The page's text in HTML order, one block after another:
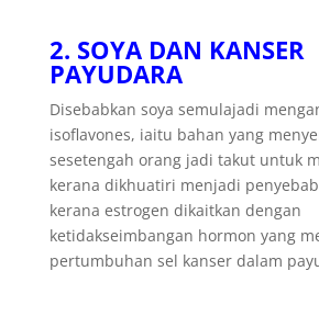
2. SOYA DAN KANSER
PAYUDARA
Disebabkan soya semulajadi
isoflavones, iaitu bahan yang
sesetengah orang jadi takut untuk
kerana dikhuatiri menjadi
kerana estrogen dikaitkan dengan
ketidakseimbangan hormon yang
pertumbuhan sel kanser dalam